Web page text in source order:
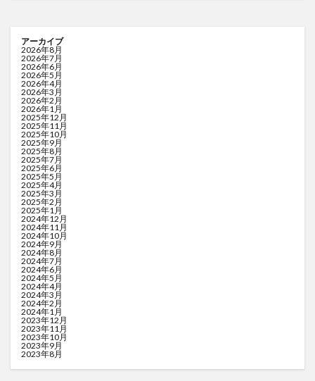
アーカイブ
2026年8月
2026年7月
2026年6月
2026年5月
2026年4月
2026年3月
2026年2月
2026年1月
2025年12月
2025年11月
2025年10月
2025年9月
2025年8月
2025年7月
2025年6月
2025年5月
2025年4月
2025年3月
2025年2月
2025年1月
2024年12月
2024年11月
2024年10月
2024年9月
2024年8月
2024年7月
2024年6月
2024年5月
2024年4月
2024年3月
2024年2月
2024年1月
2023年12月
2023年11月
2023年10月
2023年9月
2023年8月